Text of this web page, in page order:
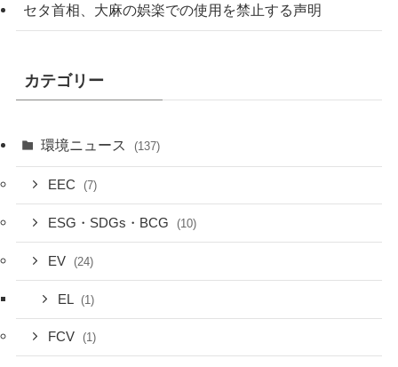
セタ首相、大麻の娯楽での使用を禁止する声明
カテゴリー
環境ニュース (137)
EEC (7)
ESG・SDGs・BCG (10)
EV (24)
EL (1)
FCV (1)